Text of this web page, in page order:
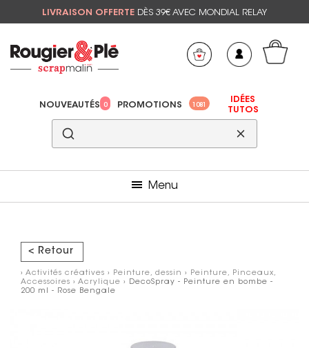
LIVRAISON OFFERTE DÈS 39€ AVEC MONDIAL RELAY
NOUVEAUTÉS 0 PROMOTIONS 1081
IDÉES
TUTOS
Menu
< Retour
› Activités créatives › Peinture, dessin › Peinture, Pinceaux,
Accessoires › Acrylique › DecoSpray - Peinture en bombe -
200 ml - Rose Bengale